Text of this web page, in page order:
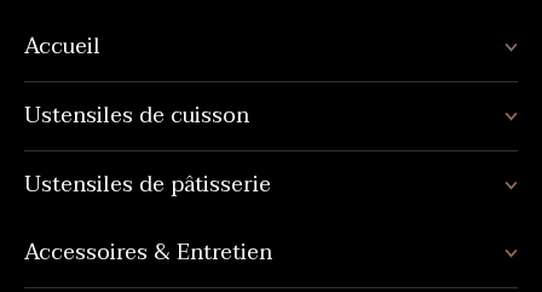
Accueil
Ustensiles de cuisson
Ustensiles de pâtisserie
Accessoires & Entretien